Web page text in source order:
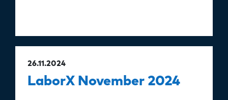
26.11.2024
LaborX November 2024